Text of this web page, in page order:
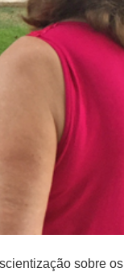
sobre os